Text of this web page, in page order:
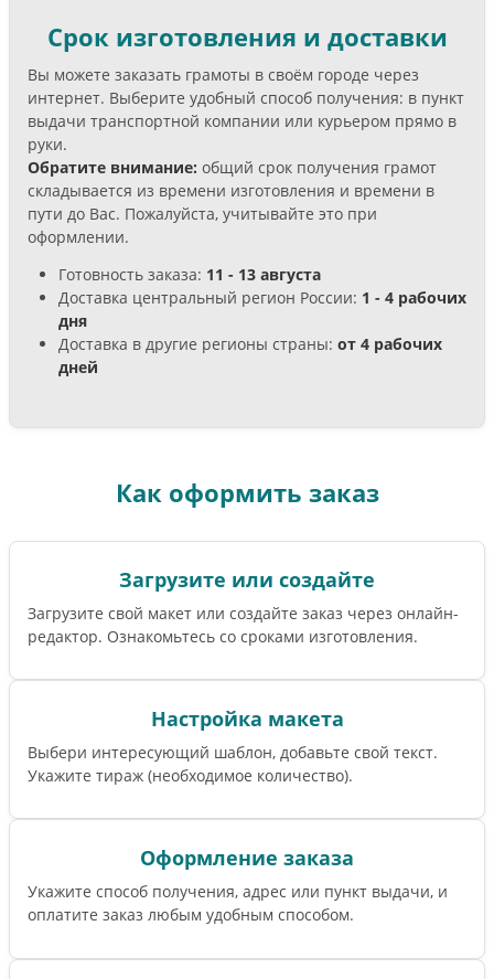
Срок изготовления и доставки
Вы можете заказать грамоты в своём городе через
интернет. Выберите удобный способ получения: в пункт
выдачи транспортной компании или курьером прямо в
руки.
Обратите внимание: общий срок получения грамот
складывается из времени изготовления и времени в
пути до Вас. Пожалуйста, учитывайте это при
оформлении.
Готовность заказа: 11 - 13 августа
Доставка центральный регион России: 1 - 4 рабочих
дня
Доставка в другие регионы страны: от 4 рабочих
дней
Как оформить заказ
Загрузите или создайте
Загрузите свой макет или создайте заказ через онлайн-
редактор. Ознакомьтесь со сроками изготовления.
Настройка макета
Выбери интересующий шаблон, добавьте свой текст.
Укажите тираж (необходимое количество).
Оформление заказа
Укажите способ получения, адрес или пункт выдачи, и
оплатите заказ любым удобным способом.